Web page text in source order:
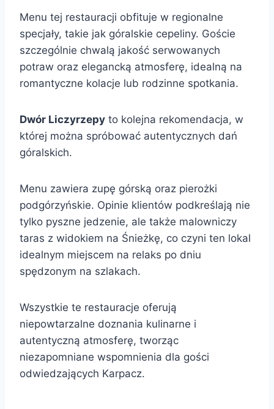
Menu tej restauracji obfituje w regionalne
specjały, takie jak góralskie cepeliny. Goście
szczególnie chwalą jakość serwowanych
potraw oraz elegancką atmosferę, idealną na
romantyczne kolacje lub rodzinne spotkania.
Dwór Liczyrzepy to kolejna rekomendacja, w
której można spróbować autentycznych dań
góralskich.
Menu zawiera zupę górską oraz pierożki
podgórzyńskie. Opinie klientów podkreślają nie
tylko pyszne jedzenie, ale także malowniczy
taras z widokiem na Śnieżkę, co czyni ten lokal
idealnym miejscem na relaks po dniu
spędzonym na szlakach.
Wszystkie te restauracje oferują
niepowtarzalne doznania kulinarne i
autentyczną atmosferę, tworząc
niezapomniane wspomnienia dla gości
odwiedzających Karpacz.